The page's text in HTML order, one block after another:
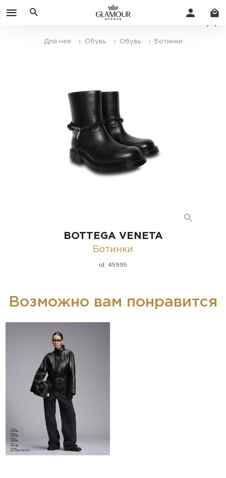
Для нее › Обувь › Обувь › Ботинки
BOTTEGA VENETA
Ботинки
id: 45995
Возможно вам понравится